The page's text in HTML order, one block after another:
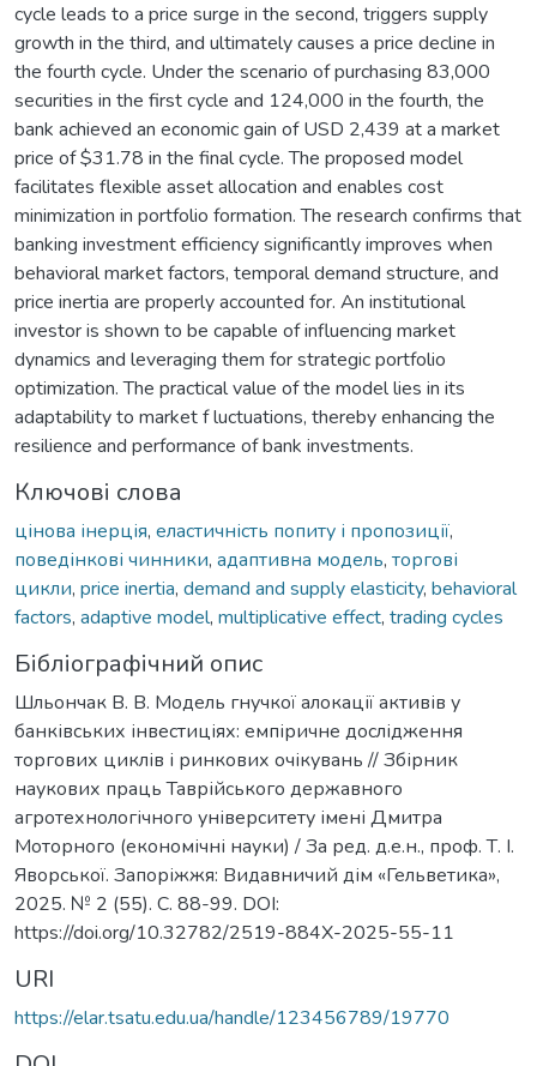
cycle leads to a price surge in the second, triggers supply
growth in the third, and ultimately causes a price decline in
the fourth cycle. Under the scenario of purchasing 83,000
securities in the first cycle and 124,000 in the fourth, the
bank achieved an economic gain of USD 2,439 at a market
price of $31.78 in the final cycle. The proposed model
facilitates flexible asset allocation and enables cost
minimization in portfolio formation. The research confirms that
banking investment efficiency significantly improves when
behavioral market factors, temporal demand structure, and
price inertia are properly accounted for. An institutional
investor is shown to be capable of influencing market
dynamics and leveraging them for strategic portfolio
optimization. The practical value of the model lies in its
adaptability to market f luctuations, thereby enhancing the
resilience and performance of bank investments.
Ключові слова
цінова інерція, еластичність попиту і пропозиції,
поведінкові чинники, адаптивна модель, торгові
цикли, price inertia, demand and supply elasticity, behavioral
factors, adaptive model, multiplicative effect, trading cycles
Бібліографічний опис
Шльончак В. В. Модель гнучкої алокації активів у
банківських інвестиціях: емпіричне дослідження
торгових циклів і ринкових очікувань // Збірник
наукових праць Таврійського державного
агротехнологічного університету імені Дмитра
Моторного (економічні науки) / За ред. д.е.н., проф. Т. І.
Яворської. Запоріжжя: Видавничий дім «Гельветика»,
2025. № 2 (55). С. 88-99. DOI:
https://doi.org/10.32782/2519-884X-2025-55-11
URI
https://elar.tsatu.edu.ua/handle/123456789/19770